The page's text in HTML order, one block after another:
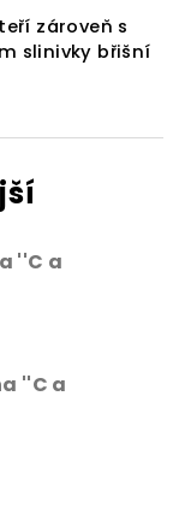
zároveň s
slinivky břišní
''C a
''C a